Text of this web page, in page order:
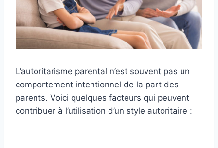
L’autoritarisme parental n’est souvent pas un
comportement intentionnel de la part des
parents. Voici quelques facteurs qui peuvent
contribuer à l’utilisation d’un style autoritaire :